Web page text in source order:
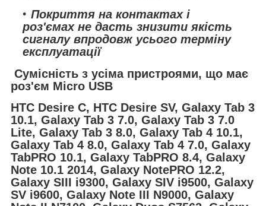
Покриття на контактах і
роз'ємах не дасть знизити якість
сигналу впродовж усього терміну
експлуатації
Сумісність з усіма пристроями, що має
роз'єм Micro USB
HTC Desire C, HTC Desire SV, Galaxy Tab 3
10.1, Galaxy Tab 3 7.0, Galaxy Tab 3 7.0
Lite, Galaxy Tab 3 8.0, Galaxy Tab 4 10.1,
Galaxy Tab 4 8.0, Galaxy Tab 4 7.0, Galaxy
TabPRO 10.1, Galaxy TabPRO 8.4, Galaxy
Note 10.1 2014, Galaxy NotePRO 12.2,
Galaxy SIII i9300, Galaxy SIV i9500, Galaxy
SV i9600, Galaxy Note III N9000, Galaxy